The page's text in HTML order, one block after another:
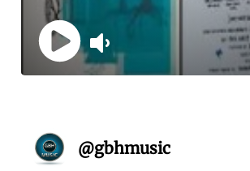
@gbhmusic